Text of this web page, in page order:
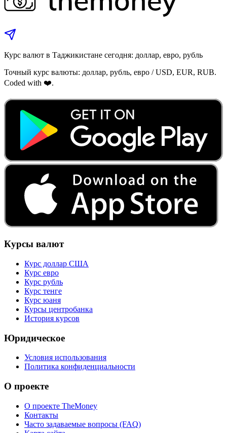
Курс валют в Таджикистане сегодня: доллар, евро, рубль
Точный курс валюты: доллар, рубль, евро / USD, EUR, RUB.
Coded with ❤️.
Курсы валют
Курс доллар США
Курс евро
Курс рубль
Курс тенге
Курс юаня
Курсы центробанка
История курсов
Юридическое
Условия использования
Политика конфиденциальности
О проекте
О проекте TheMoney
Контакты
Часто задаваемые вопросы (FAQ)